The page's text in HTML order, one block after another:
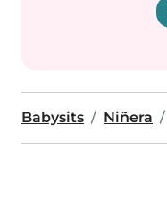
Babysits Niñera